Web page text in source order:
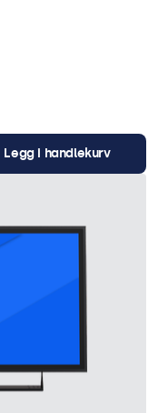
Legg i handlekurv